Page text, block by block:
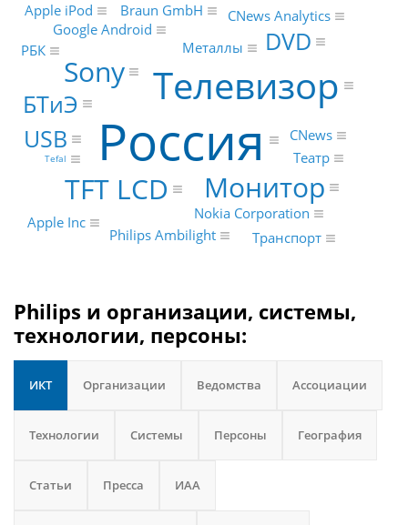
Россия
Телевизор
TFT LCD Монитор
Sony
БТиЭ
DVD
USB
Nokia Corporation
Металлы
Apple Inc
Google Android
Philips Ambilight
Театр
Транспорт
CNews
CNews Analytics
РБК
Braun GmbH
Apple iPod
Tefal
Philips и организации, системы,
технологии, персоны:
ИКТ Организации Ведомства Ассоциации
Технологии Системы Персоны География
Статьи Пресса ИАА